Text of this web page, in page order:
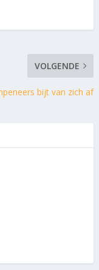
VOLGENDE
bijt van zich af